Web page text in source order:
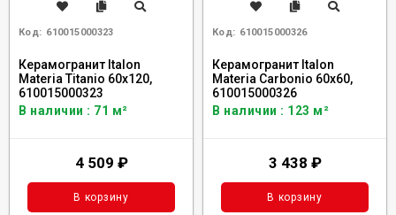
Код: 610015000323
Керамогранит Italon
Materia Titanio 60x120,
610015000323
В наличии : 71 м²
4 509 ₽
В корзину
Код: 610015000326
Керамогранит Italon
Materia Carbonio 60x60,
610015000326
В наличии : 123 м²
3 438 ₽
В корзину